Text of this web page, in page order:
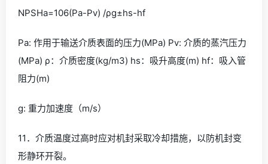
NPSHa=106(Pa-Pv) /ρg±hs-hf
Pa: 作用于输送介质表面的压力(MPa) Pv: 介质的蒸汽压力
(MPa) ρ：介质密度(kg/m3) hs：吸升高度(m) hf：吸入管
阻力(m)
g: 重力加速度（m/s）
11．介质温度过高时应对机封采取冷却措施，以防机封变
形静环开裂。